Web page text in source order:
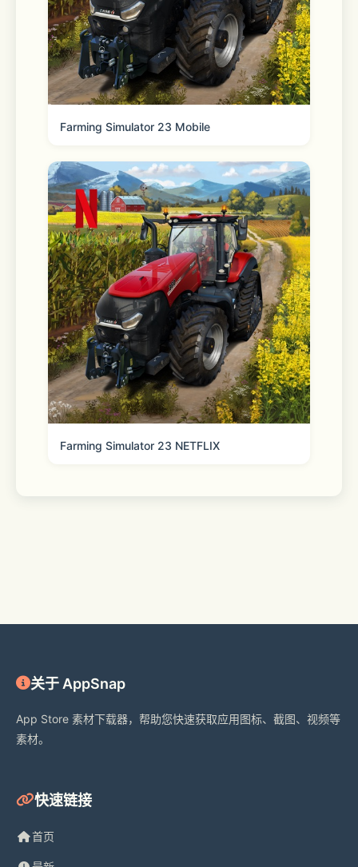
Farming Simulator 23 Mobile
Farming Simulator 23 NETFLIX
关于 AppSnap
App Store 素材下载器，帮助您快速获取应用图标、截图、视频等
素材。
快速链接
首页